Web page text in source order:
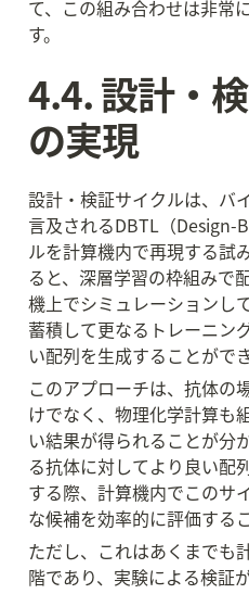
て、この組み合わせは非常
す。
4.4. 設計・
の実現
設計・検証サイクルは、バ
言及されるDBTL（Design-
ルを計算機内で再現する試
ると、深層学習の枠組みで
機上でシミュレーションし
蓄積して更なるトレーニン
い配列を生成することができ
このアプローチは、抗体の
けでなく、物理化学計算も
い結果が得られることが分
る抗体に対してより良い配
する際、計算機内でこのサ
な候補を効率的に評価する
ただし、これはあくまでも
階であり、実験による検証